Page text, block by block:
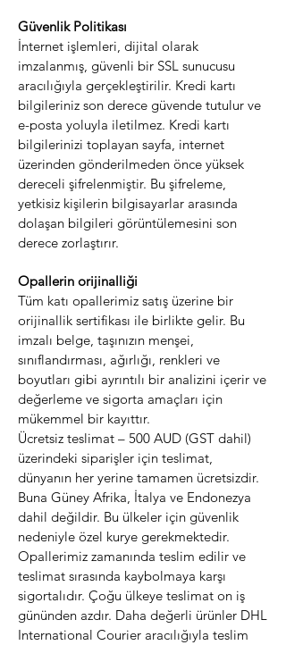
Güvenlik Politikası
İnternet işlemleri, dijital olarak
imzalanmış, güvenli bir SSL sunucusu
aracılığıyla gerçekleştirilir. Kredi kartı
bilgileriniz son derece güvende tutulur ve
e-posta yoluyla iletilmez. Kredi kartı
bilgilerinizi toplayan sayfa, internet
üzerinden gönderilmeden önce yüksek
dereceli şifrelenmiştir. Bu şifreleme,
yetkisiz kişilerin bilgisayarlar arasında
dolaşan bilgileri görüntülemesini son
derece zorlaştırır.
Opallerin orijinalliği
Tüm katı opallerimiz satış üzerine bir
orijinallik sertifikası ile birlikte gelir. Bu
imzalı belge, taşınızın menşei,
sınıflandırması, ağırlığı, renkleri ve
boyutları gibi ayrıntılı bir analizini içerir ve
değerleme ve sigorta amaçları için
mükemmel bir kayıttır.
Ücretsiz teslimat – 500 AUD (GST dahil)
üzerindeki siparişler için teslimat,
dünyanın her yerine tamamen ücretsizdir.
Buna Güney Afrika, İtalya ve Endonezya
dahil değildir. Bu ülkeler için güvenlik
nedeniyle özel kurye gerekmektedir.
Opallerimiz zamanında teslim edilir ve
teslimat sırasında kaybolmaya karşı
sigortalıdır. Çoğu ülkeye teslimat on iş
gününden azdır. Daha değerli ürünler DHL
International Courier aracılığıyla teslim